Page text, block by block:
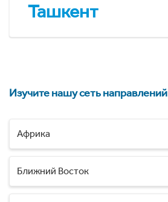
Ташкент
Изучите нашу сеть направлений
Африка
Ближний Восток